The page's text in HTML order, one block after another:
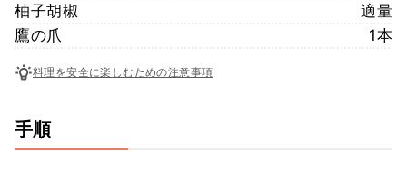
柚子胡椒
適量
鷹の爪
1本
料理を安全に楽しむための注意事項
手順